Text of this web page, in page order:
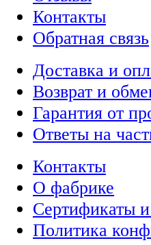
Контакты
Обратная связь
Доставка и
Возврат и
Гарантия от
Ответы на
Контакты
О фабрике
Сертификаты
Политика